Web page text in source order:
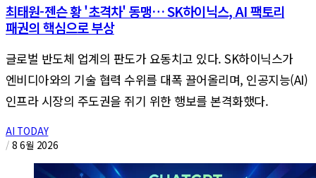
최태원-젠슨 황 '초격차' 동맹… SK하이닉스, AI 팩토리
패권의 핵심으로 부상
글로벌 반도체 업계의 판도가 요동치고 있다. SK하이닉스가
엔비디아와의 기술 협력 수위를 대폭 끌어올리며, 인공지능(AI)
인프라 시장의 주도권을 쥐기 위한 행보를 본격화했다.
AI TODAY
/ 8 6월 2026